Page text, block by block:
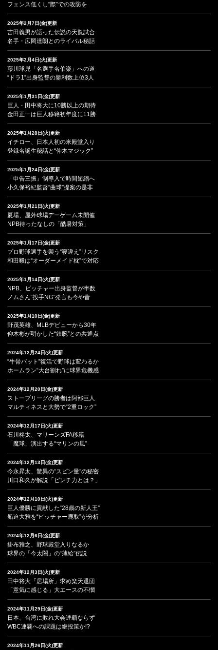
フェンス低くし“際”での攻防を
2025年2月7日(金)更新
吉田義男が語った伝説の天覧試合
名手・広岡達朗とのライバル秘話
2025年2月4日(火)更新
藤川球児「名選手名伯楽」への道
“ドラ1”出身監督の勝利数上位3人
2025年1月31日(金)更新
巨人・田中将大に10勝以上の期待
金田正一は巨人移籍初年度に11勝
2025年1月28日(火)更新
イチロー、日本人初の米殿堂入り
登録名誕生秘話と“仰木マジック”
2025年1月24日(金)更新
「申告三振」制導入で時間短縮へ
小久保裕紀監督“曲球”提案の是非
2025年1月21日(火)更新
夏場、屋外球場デーゲーム未開催
NPB待ったなしの「酷暑対策」
2025年1月17日(金)更新
プロ野球選手を襲う“寝違え”リスク
和田毅は“オーダーメイド枕”で対応
2025年1月14日(火)更新
NPB、ピッチャー出身監督が半数
ノムさん“投手NG”発言も今や昔
2025年1月10日(金)更新
野茂英雄、MLBデビューから30年
仰木彬が明かした“鉄腕”との共通点
2024年12月24日(火)更新
“牛骨バット”復活で野球は変わるか
ホームラン“大台割れ”に球界危機感
2024年12月20日(金)更新
ストーブリーグの勝者は阿部巨人
マルティネスと大勢で“2重ロック”
2024年12月17日(火)更新
石川柊太、マリーンズFA移籍
「魔球」演出する“マリンの風”
2024年12月13日(金)更新
今永昇太、驚異の“スピン量”の秘密
川口和久が解説「ピンチ力とは？」
2024年12月10日(火)更新
巨人優勝に貢献した“28歳の新人王”
船迫大雅を“ピッチャー鹿取”が分析
2024年12月6日(金)更新
掛布雅之、野球殿堂入りなるか
球界の「今太閤」の“薄給”伝説
2024年12月3日(火)更新
田中将大「居場所」求め楽天退団
「意気に感じる」大エースの不憫
2024年11月29日(金)更新
日本、台湾に敗れ大会連覇ならず
WBC連覇への課題は継投策か!?
2024年11月26日(火)更新